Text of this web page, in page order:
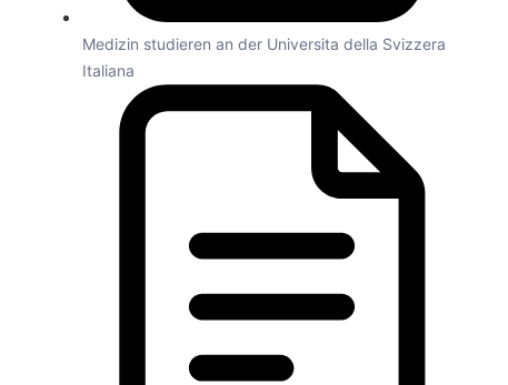
Medizin studieren an der Universita della Svizzera
Italiana